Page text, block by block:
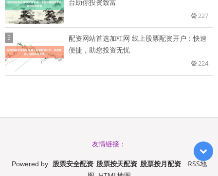
台助你投资致富
227
5
配资网站首选加杠网 线上股票配资开户：快速
便捷，助您投资无忧
224
友情链接：
Powered by 股票安全配资_股票按天配资_股票按月配资
RSS地